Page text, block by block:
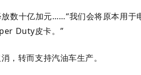
数十亿加元……“我们会将原本用于
Duty皮卡。”
，转而支持汽油车生产。